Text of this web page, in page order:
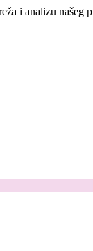
i analizu našeg